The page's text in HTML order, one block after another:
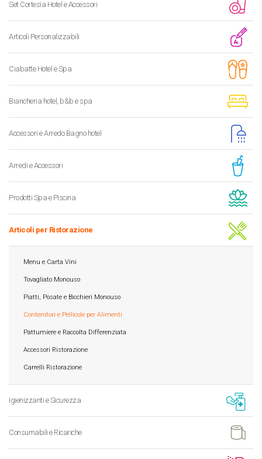
Set Cortesia Hotel e Accessori
Articoli Personalizzabili
Ciabatte Hotel e Spa
Biancheria hotel, b&b e spa
Accessori e Arredo Bagno hotel
Arredi e Accessori
Prodotti Spa e Piscina
Articoli per Ristorazione
Menu e Carta Vini
Tovagliato Monouso
Piatti, Posate e Bicchieri Monouso
Contenitori e Pellicole per Alimenti
Pattumiere e Raccolta Differenziata
Accessori Ristorazione
Carrelli Ristorazione
Igienizzanti e Sicurezza
Consumabili e Ricariche